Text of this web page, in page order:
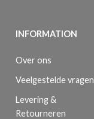
INFORMATION
Over ons
Veelgestelde vragen
Levering &
Retourneren